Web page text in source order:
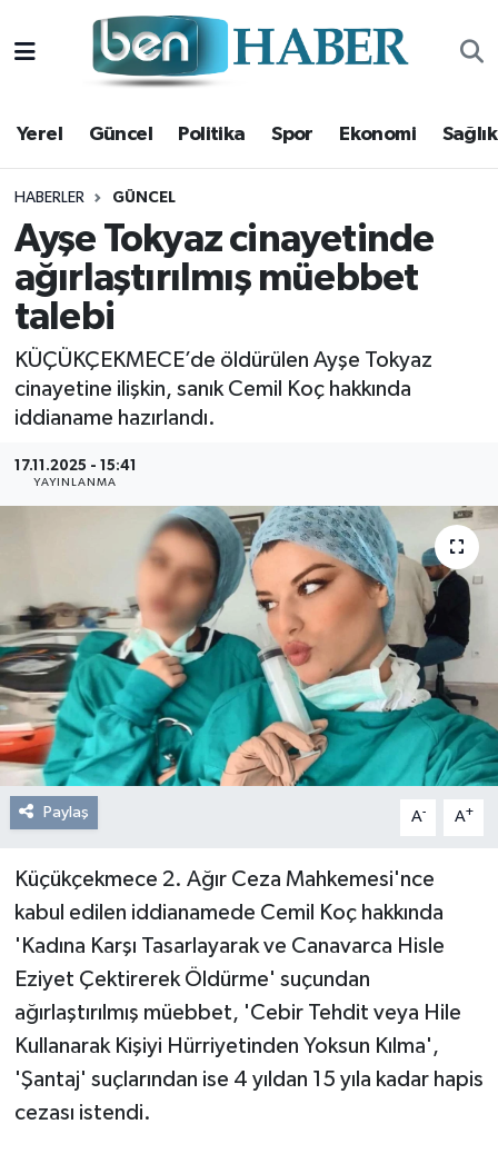
Yerel Güncel Politika Spor Ekonomi Sağlık
HABERLER GÜNCEL
Ayşe Tokyaz cinayetinde
ağırlaştırılmış müebbet
talebi
KÜÇÜKÇEKMECE’de öldürülen Ayşe Tokyaz
cinayetine ilişkin, sanık Cemil Koç hakkında
iddianame hazırlandı.
17.11.2025 - 15:41
YAYINLANMA
Paylaş A- A+
Küçükçekmece 2. Ağır Ceza Mahkemesi'nce
kabul edilen iddianamede Cemil Koç hakkında
'Kadına Karşı Tasarlayarak ve Canavarca Hisle
Eziyet Çektirerek Öldürme' suçundan
ağırlaştırılmış müebbet, 'Cebir Tehdit veya Hile
Kullanarak Kişiyi Hürriyetinden Yoksun Kılma',
'Şantaj' suçlarından ise 4 yıldan 15 yıla kadar hapis
cezası istendi.
Yerel
Güncel
Politika
Spor
Ekonomi
Sağlık
Magazin
Kültür Sanat
Resmi Reklam
Röportajlar
Hava Durumu
Trafik Durumu
Süper Lig Puan Durumu ve Fikstür
Tüm Manşetler
Son Dakika Haberleri
Haber Arşivi